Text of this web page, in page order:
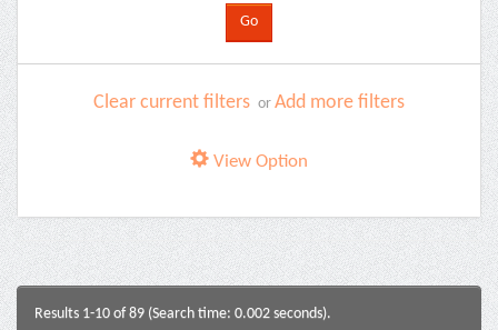
Clear current filters or Add more filters
View Option
Results 1-10 of 89 (Search time: 0.002 seconds).